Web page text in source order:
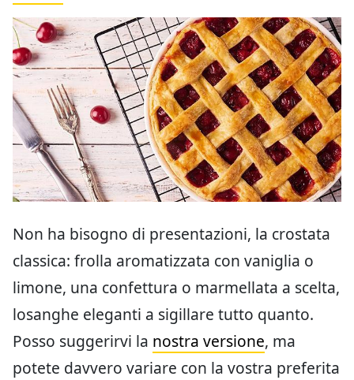
Non ha bisogno di presentazioni, la crostata
classica: frolla aromatizzata con vaniglia o
limone, una confettura o marmellata a scelta,
losanghe eleganti a sigillare tutto quanto.
Posso suggerirvi la nostra versione, ma
potete davvero variare con la vostra preferita